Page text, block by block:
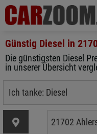
Günstig Diesel in
Die günstigsten Diesel
in unserer Übersicht